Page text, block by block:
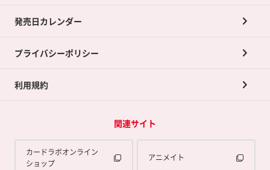
買取承諾書について
ポイント交換景品
発売日カレンダー
プライバシーポリシー
利用規約
関連サイト
カードラボオンライン
ショップ
アニメイト